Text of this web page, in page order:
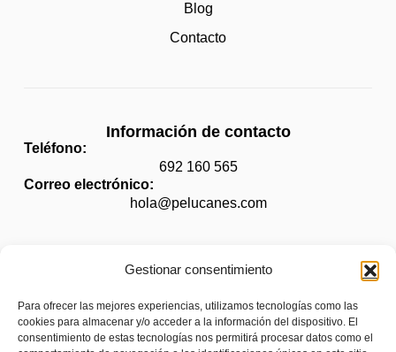
Gestionar consentimiento
Para ofrecer las mejores experiencias, utilizamos tecnologías como las
cookies para almacenar y/o acceder a la información del dispositivo. El
consentimiento de estas tecnologías nos permitirá procesar datos como el
Blog
Contacto
Información de contacto
Teléfono:
692 160 565
Correo electrónico:
hola@pelucanes.com
Aviso legal
Política de privacidad